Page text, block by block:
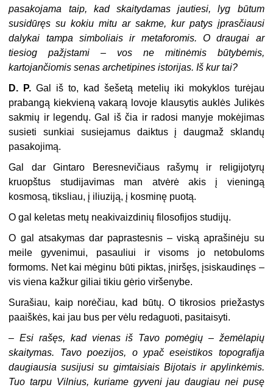
pasakojama taip, kad skaitydamas jautiesi, lyg būtum
susidūręs su kokiu mitu ar sakme, kur patys įprasčiausi
dalykai tampa simboliais ir metaforomis. O draugai ar
tiesiog pažįstami – vos ne mitinėmis būtybėmis,
kartojančiomis senas archetipines istorijas. Iš kur tai?
D. P. Gal iš to, kad šešetą metelių iki mokyklos turėjau
prabangą kiekvieną vakarą lovoje klausytis auklės Julikės
sakmių ir legendų. Gal iš čia ir radosi manyje mokėjimas
susieti sunkiai susiejamus daiktus į daugmaž sklandų
pasakojimą.
Gal dar Gintaro Beresnevičiaus rašymų ir religijotyrų
kruopštus studijavimas man atvėrė akis į vieningą
kosmosą, tiksliau, į iliuziją, į kosminę puotą.
O gal keletas metų neakivaizdinių filosofijos studijų.
O gal atsakymas dar paprastesnis – viską aprašinėju su
meile gyvenimui, pasauliui ir visoms jo netobuloms
formoms. Net kai mėginu būti piktas, įniršęs, įsiskaudinęs –
vis viena kažkur giliai tikiu gėrio viršenybe.
Surašiau, kaip norėčiau, kad būtų. O tikrosios priežastys
paaiškės, kai jau bus per vėlu redaguoti, pasitaisyti.
–Esi rašęs, kad vienas iš Tavo pomėgių – žemėlapių
skaitymas. Tavo poezijos, o ypač eseistikos topografija
daugiausia susijusi su gimtaisiais Bijotais ir apylinkėmis.
Tuo tarpu Vilnius, kuriame gyveni jau daugiau nei pusę